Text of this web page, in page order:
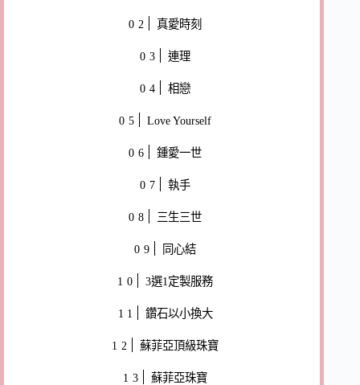
真愛時刻
連理
相戀
Love Yourself
鍾愛一世
執手
三生三世
同心結
3選1定製服務
鑽石以小換大
蘇菲亞頂級珠寶
蘇菲亞珠寶